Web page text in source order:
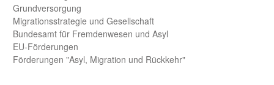
Grund­versorgung
Migrations­strategie und Gesell­schaft
Bundes­amt für Fremden­wesen und Asyl
EU-Förde­rungen
Förderungen "Asyl, Migration und Rückkehr"